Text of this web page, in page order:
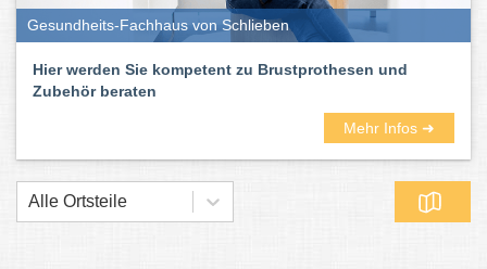
Gesundheits-Fachhaus von Schlieben
Hier werden Sie kompetent zu Brustprothesen und
Zubehör beraten
Mehr Infos ➜
Alle Ortsteile